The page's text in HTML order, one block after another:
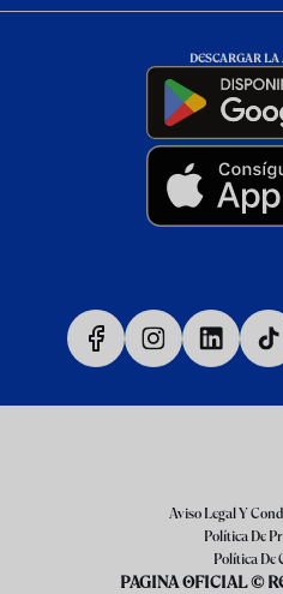
DESCARGAR LA
Aviso Legal Y
Política De
Política De
PAGINA OFICIAL ©